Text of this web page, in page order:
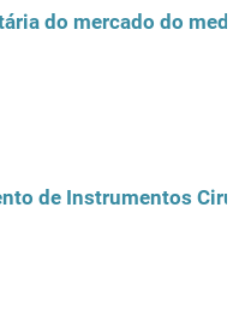
do mercado do
de Instrumentos